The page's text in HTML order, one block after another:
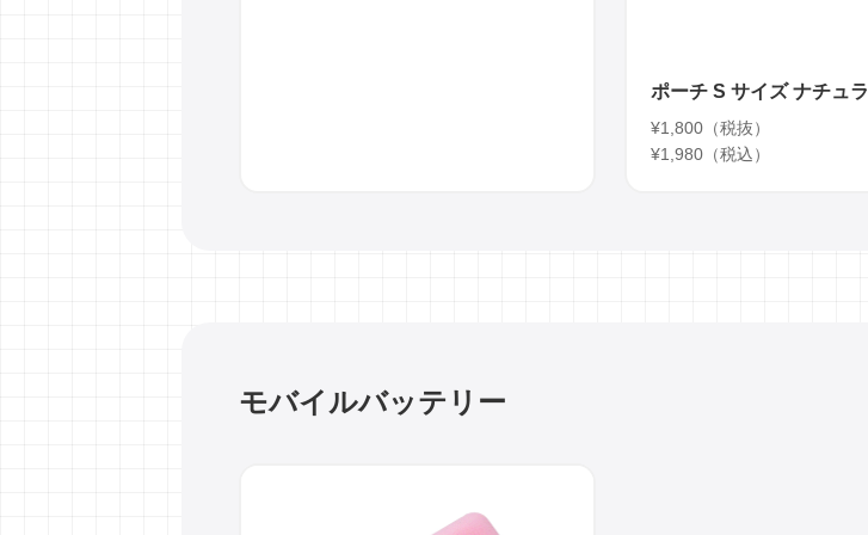
ポーチ S サイズ ナチュ
¥1,800（税抜）
¥1,980（税込）
モバイルバッテリー